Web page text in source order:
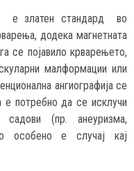
е златен стандард во
додека магнетната
се појавило крварењето,
малформации или
ангиографија се
е потребно да се исклучи
садови (пр. анеуризма,
особено е случај кај